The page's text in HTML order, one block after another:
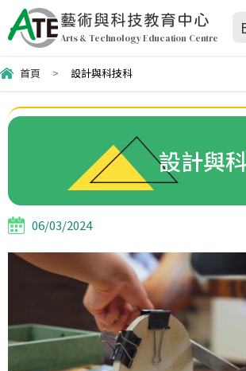
藝術與科技教育中心
Arts & Technology Education Centre
首頁 > 設計與科技科
設計與
06/03/2024